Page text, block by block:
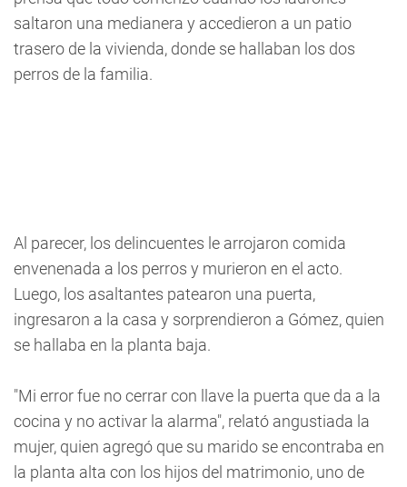
saltaron una medianera y accedieron a un patio
trasero de la vivienda, donde se hallaban los dos
perros de la familia.
Al parecer, los delincuentes le arrojaron comida
envenenada a los perros y murieron en el acto.
Luego, los asaltantes patearon una puerta,
ingresaron a la casa y sorprendieron a Gómez, quien
se hallaba en la planta baja.
"Mi error fue no cerrar con llave la puerta que da a la
cocina y no activar la alarma", relató angustiada la
mujer, quien agregó que su marido se encontraba en
la planta alta con los hijos del matrimonio, uno de